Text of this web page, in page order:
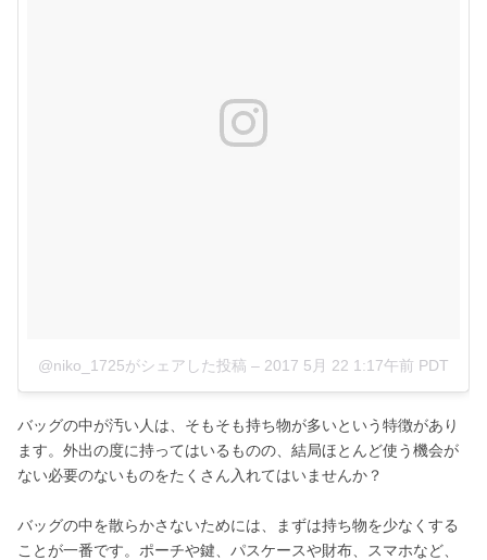
@niko_1725がシェアした投稿 – 2017 5月 22 1:17午前 PDT
バッグの中が汚い人は、そもそも持ち物が多いという特徴があり
ます。外出の度に持ってはいるものの、結局ほとんど使う機会が
ない必要のないものをたくさん入れてはいませんか？
バッグの中を散らかさないためには、まずは持ち物を少なくする
ことが一番です。ポーチや鍵、パスケースや財布、スマホなど、